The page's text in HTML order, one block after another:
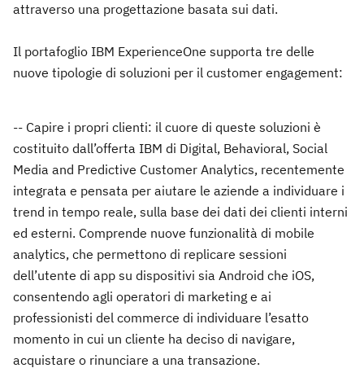
attraverso una progettazione basata sui dati.
Il portafoglio IBM ExperienceOne supporta tre delle
nuove tipologie di soluzioni per il customer engagement:
-- Capire i propri clienti: il cuore di queste soluzioni è
costituito dall’offerta IBM di Digital, Behavioral, Social
Media and Predictive Customer Analytics, recentemente
integrata e pensata per aiutare le aziende a individuare i
trend in tempo reale, sulla base dei dati dei clienti interni
ed esterni. Comprende nuove funzionalità di mobile
analytics, che permettono di replicare sessioni
dell’utente di app su dispositivi sia Android che iOS,
consentendo agli operatori di marketing e ai
professionisti del commerce di individuare l’esatto
momento in cui un cliente ha deciso di navigare,
acquistare o rinunciare a una transazione.